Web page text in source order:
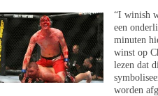
“I winish
een
minuten
winst op
lezen dat
worden